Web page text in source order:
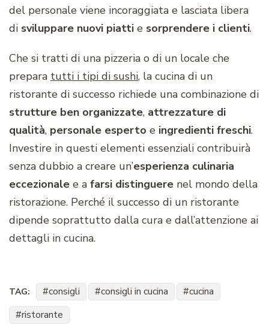
del personale viene incoraggiata e lasciata libera
di sviluppare nuovi piatti e sorprendere i clienti.
Che si tratti di una pizzeria o di un locale che
prepara tutti i tipi di sushi, la cucina di un
ristorante di successo richiede una combinazione di
strutture ben organizzate, attrezzature di
qualità, personale esperto e ingredienti freschi.
Investire in questi elementi essenziali contribuirà
senza dubbio a creare un’esperienza culinaria
eccezionale e a farsi distinguere nel mondo della
ristorazione. Perché il successo di un ristorante
dipende soprattutto dalla cura e dall’attenzione ai
dettagli in cucina.
TAG: consigli consigli in cucina
cucina
ristorante